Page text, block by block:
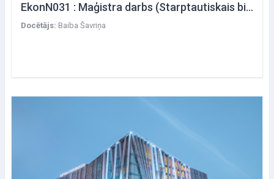
EkonN031 : Maģistra darbs (Starptautiskais bizness)
Docētājs: Baiba Šavriņa